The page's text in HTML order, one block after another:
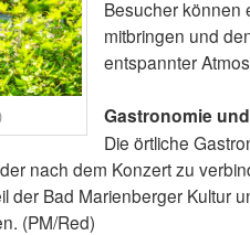
Besucher können
mitbringen und
entspannter
Gastronomie
Die örtliche
nach dem Konzert zu
der Bad Marienberger Kultur
(PM/Red)